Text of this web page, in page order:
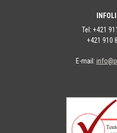
Tel: +421
+421 910
E-mail: